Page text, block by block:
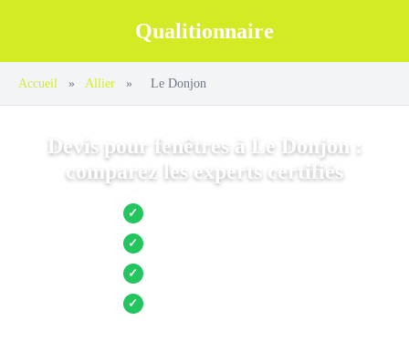
Qualitionnaire
Accueil » Allier » Le Donjon
Devis pour fenêtres à Le Donjon :
comparez les experts certifiés
✓ Jusqu’à 3 devis comparés
✓ Entreprises locales vérifiées
✓ Pose garantie
✓ Aides et primes incluses